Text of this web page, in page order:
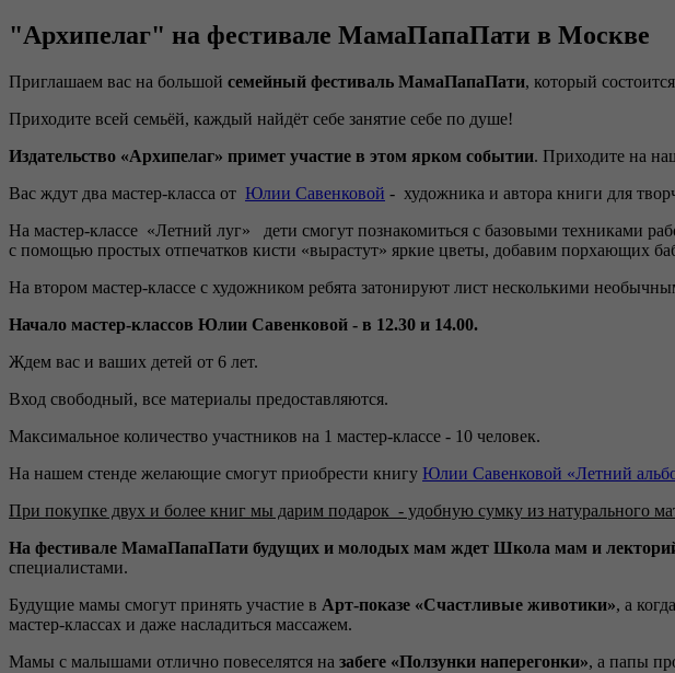
"Архипелаг" на фестивале МамаПапаПати в Москве
Приглашаем вас на большой семейный фестиваль МамаПапаПати, который
Приходите всей семьёй, каждый найдёт себе занятие себе по душе!
Издательство «Архипелаг» примет участие в этом ярком событии. Приходите на
Вас ждут два мастер-класса от Юлии Савенковой - художника и автора книги для
На мастер-классе «Летний луг» дети смогут познакомиться с базовыми техниками
с помощью простых отпечатков кисти «вырастут» яркие цветы, добавим порхающих
На втором мастер-классе с художником ребята затонируют лист несколькими
Начало мастер-классов Юлии Савенковой - в 12.30 и 14.00.
Ждем вас и ваших детей от 6 лет.
Вход свободный, все материалы предоставляются.
Максимальное количество участников на 1 мастер-классе - 10 человек.
На нашем стенде желающие смогут приобрести книгу Юлии Савенковой «Летний
При покупке двух и более книг мы дарим подарок - удобную сумку из натурального
На фестивале МамаПапаПати будущих и молодых мам ждет Школа мам и
специалистами.
Будущие мамы смогут принять участие в Арт-показе «Счастливые животики», а
мастер-классах и даже насладиться массажем.
Мамы с малышами отлично повеселятся на забеге «Ползунки наперегонки», а папы